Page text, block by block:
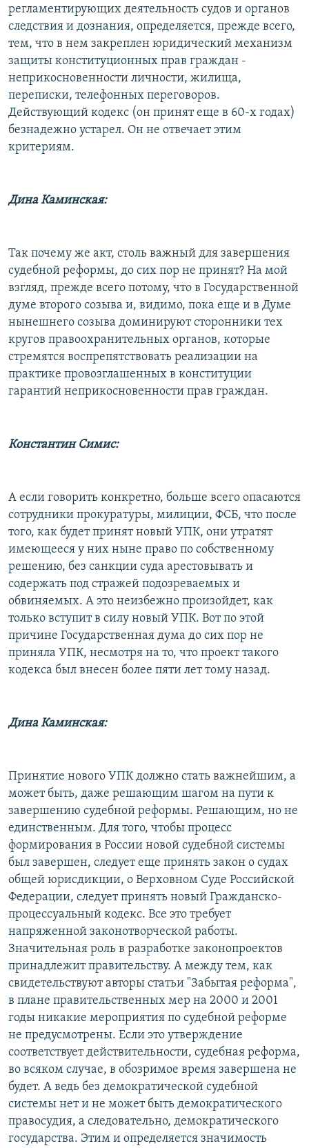
регламентирующих деятельность судов и органов
следствия и дознания, определяется, прежде всего,
тем, что в нем закреплен юридический механизм
защиты конституционных прав граждан -
неприкосновенности личности, жилища,
переписки, телефонных переговоров.
Действующий кодекс (он принят еще в 60-х годах)
безнадежно устарел. Он не отвечает этим
критериям.
Дина Каминская:
Так почему же акт, столь важный для завершения
судебной реформы, до сих пор не принят? На мой
взгляд, прежде всего потому, что в Государственной
думе второго созыва и, видимо, пока еще и в Думе
нынешнего созыва доминируют сторонники тех
кругов правоохранительных органов, которые
стремятся воспрепятствовать реализации на
практике провозглашенных в конституции
гарантий неприкосновенности прав граждан.
Константин Симис:
А если говорить конкретно, больше всего опасаются
сотрудники прокуратуры, милиции, ФСБ, что после
того, как будет принят новый УПК, они утратят
имеющееся у них ныне право по собственному
решению, без санкции суда арестовывать и
содержать под стражей подозреваемых и
обвиняемых. А это неизбежно произойдет, как
только вступит в силу новый УПК. Вот по этой
причине Государственная дума до сих пор не
приняла УПК, несмотря на то, что проект такого
кодекса был внесен более пяти лет тому назад.
Дина Каминская:
Принятие нового УПК должно стать важнейшим, а
может быть, даже решающим шагом на пути к
завершению судебной реформы. Решающим, но не
единственным. Для того, чтобы процесс
формирования в России новой судебной системы
был завершен, следует еще принять закон о судах
общей юрисдикции, о Верховном Суде Российской
Федерации, следует принять новый Гражданско-
процессуальный кодекс. Все это требует
напряженной законотворческой работы.
Значительная роль в разработке законопроектов
принадлежит правительству. А между тем, как
свидетельствуют авторы статьи "Забытая реформа",
в плане правительственных мер на 2000 и 2001
годы никакие мероприятия по судебной реформе
не предусмотрены. Если это утверждение
соответствует действительности, судебная реформа,
во всяком случае, в обозримое время завершена не
будет. А ведь без демократической судебной
системы нет и не может быть демократического
правосудия, а следовательно, демократического
государства. Этим и определяется значимость